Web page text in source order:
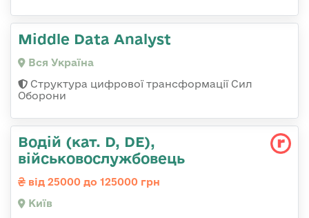
Middle Data Analyst
Вся Україна
Структура цифрової трансформації Сил
Оборони
Водій (кат. D, DE),
військовослужбовець
від 25000 до 125000 грн
Київ